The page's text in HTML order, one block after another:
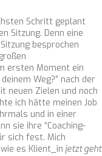
Schritt geplant
Sitzung. Denn eine
besprochen
ersten Moment ein
Weg?” nach der
neuen Zielen und noch
ich hätte meinen Job
und in einer
sie ihre “Coaching-
sich fest. Mich
es Klient_in jetzt geht